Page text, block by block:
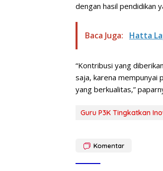
dengan hasil pendidikan
Baca Juga: Hatta
“Kontribusi yang
saja, karena mempunyai
yang berkualitas,”
Guru P3K Tingkatkan
Komentar